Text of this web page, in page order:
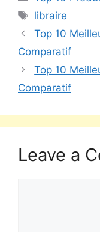
libraire
Top 10
Comparatif
Top 10
Comparatif
Leave a